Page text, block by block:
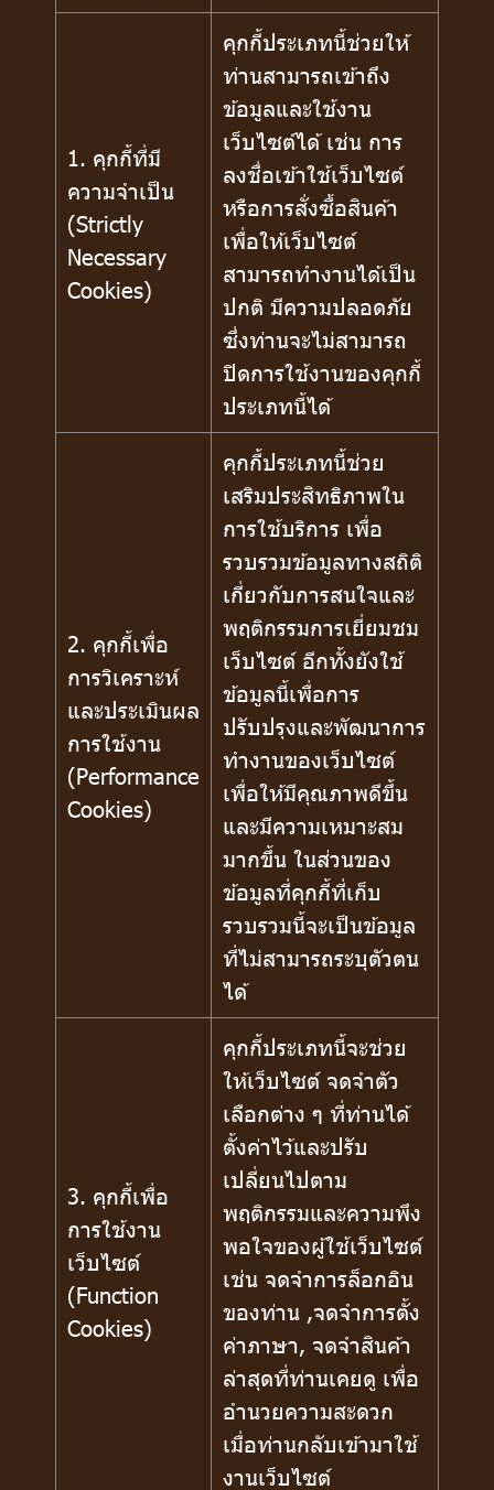
1. คุกกี้ที่มี
ความจำเป็น
(Strictly
Necessary
Cookies)
คุกกี้ประเภทนี้ช่วยให้
ท่านสามารถเข้าถึง
ข้อมูลและใช้งาน
เว็บไซต์ได้ เช่น การ
ลงชื่อเข้าใช้เว็บไซต์
หรือการสั่งซื้อสินค้า
เพื่อให้เว็บไซต์
สามารถทำงานได้เป็น
ปกติ มีความปลอดภัย
ซึ่งท่านจะไม่สามารถ
ปิดการใช้งานของคุกกี้
ประเภทนี้ได้
2. คุกกี้เพื่อ
การวิเคราะห์
และประเมินผล
การใช้งาน
(Performance
Cookies)
คุกกี้ประเภทนี้ช่วย
เสริมประสิทธิภาพใน
การใช้บริการ เพื่อ
รวบรวมข้อมูลทางสถิติ
เกี่ยวกับการสนใจและ
พฤติกรรมการเยี่ยมชม
เว็บไซต์ อีกทั้งยังใช้
ข้อมูลนี้เพื่อการ
ปรับปรุงและพัฒนาการ
ทำงานของเว็บไซต์
เพื่อให้มีคุณภาพดีขึ้น
และมีความเหมาะสม
มากขึ้น ในส่วนของ
ข้อมูลที่คุกกี้ที่เก็บ
รวบรวมนี้จะเป็นข้อมูล
ที่ไม่สามารถระบุตัวตน
ได้
3. คุกกี้เพื่อ
การใช้งาน
เว็บไซต์
(Function
Cookies)
คุกกี้ประเภทนี้จะช่วย
ให้เว็บไซต์ จดจำตัว
เลือกต่าง ๆ ที่ท่านได้
ตั้งค่าไว้และปรับ
เปลี่ยนไปตาม
พฤติกรรมและความพึง
พอใจของผู้ใช้เว็บไซต์
เช่น จดจำการล็อกอิน
ของท่าน ,จดจำการตั้ง
ค่าภาษา, จดจำสินค้า
ล่าสุดที่ท่านเคยดู เพื่อ
อำนวยความสะดวก
เมื่อท่านกลับเข้ามาใช้
งานเว็บไซต์